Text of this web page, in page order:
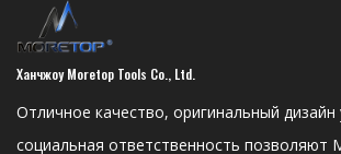
Ханчжоу Moretop Tools Co., Ltd.
Отличное качество, оригинальный дизайн
социальная ответственность позволяют